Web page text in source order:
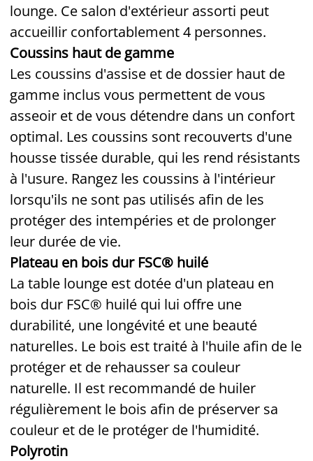
lounge. Ce salon d'extérieur assorti peut
accueillir confortablement 4 personnes.
Coussins haut de gamme
Les coussins d'assise et de dossier haut de
gamme inclus vous permettent de vous
asseoir et de vous détendre dans un confort
optimal. Les coussins sont recouverts d'une
housse tissée durable, qui les rend résistants
à l'usure. Rangez les coussins à l'intérieur
lorsqu'ils ne sont pas utilisés afin de les
protéger des intempéries et de prolonger
leur durée de vie.
Plateau en bois dur FSC® huilé
La table lounge est dotée d'un plateau en
bois dur FSC® huilé qui lui offre une
durabilité, une longévité et une beauté
naturelles. Le bois est traité à l'huile afin de le
protéger et de rehausser sa couleur
naturelle. Il est recommandé de huiler
régulièrement le bois afin de préserver sa
couleur et de le protéger de l'humidité.
Polyrotin